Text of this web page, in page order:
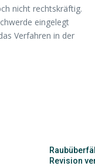
nicht rechtskräftig.
eingelegt
Verfahren in der
Revision